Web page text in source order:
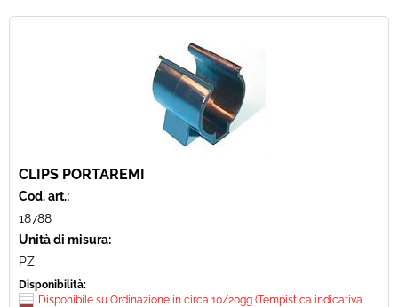
CLIPS PORTAREMI
Cod. art.:
18788
Unità di misura:
PZ
Disponibilità:
Disponibile su Ordinazione in circa 10/20gg (Tempistica indicativa